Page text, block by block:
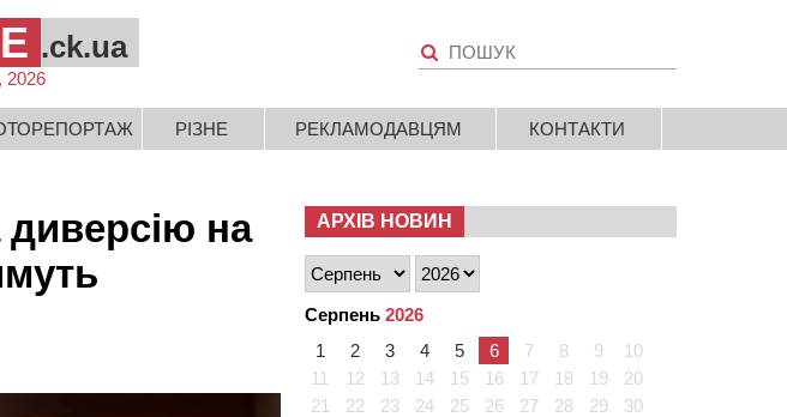
.ck.ua
2026
РІЗНЕ РЕКЛАМОДАВЦЯМ КОНТАКТИ
на
АРХІВ НОВИН
Серпень 2026
1
2 3 4 5 6 7 8 9
10
11
12 13 14 15 16 17 18 19
20
21
22 23 24 25 26 27 28 29
30